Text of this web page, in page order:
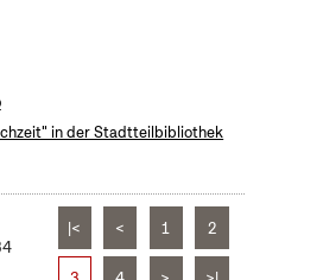
in der Stadtteilbibliothek
|< < 1 2